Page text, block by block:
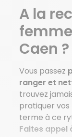
Bourguebus
Bretteville L
Bretteville
Bully
Voir plus
A la
Caen ?
Vous passez
ranger et
trouvez
pratiquer vos
terme à ce
Faites appel